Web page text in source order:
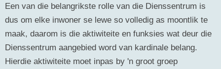
Een van die belangrikste rolle van die Dienssentrum is
dus om elke inwoner se lewe so volledig as moontlik te
maak, daarom is die aktiwiteite en funksies wat deur die
Dienssentrum aangebied word van kardinale belang.
Hierdie aktiwiteite moet inpas by 'n groot groep